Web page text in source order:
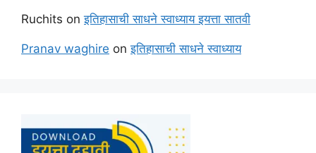
Ruchits onइतिहासाची साधने स्वाध्याय इयत्ता सातवी
Pranav waghire onइतिहासाची साधने स्वाध्याय